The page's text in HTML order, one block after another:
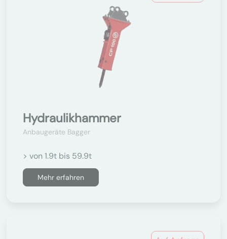
Hydraulikhammer
Anbaugeräte Bagger
> von 1.9t bis 59.9t
Mehr erfahren